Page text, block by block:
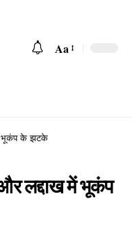
Aa
भूकंप के झटके
लद्दाख में भूकंप